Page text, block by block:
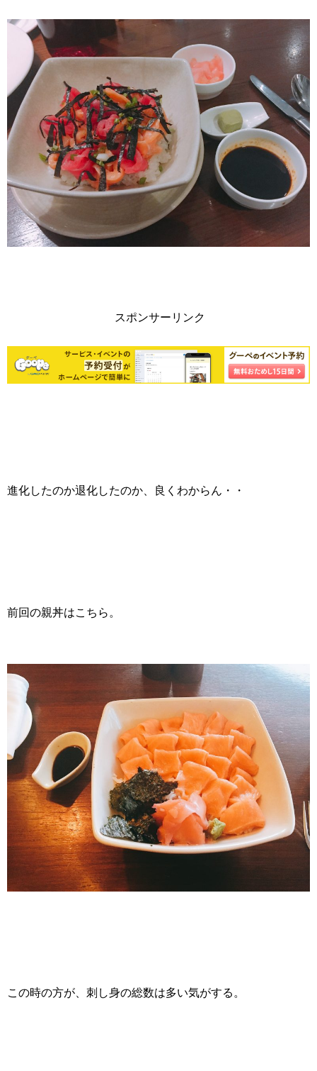
スポンサーリンク
進化したのか退化したのか、良くわからん・・
前回の親丼はこちら。
この時の方が、刺し身の総数は多い気がする。